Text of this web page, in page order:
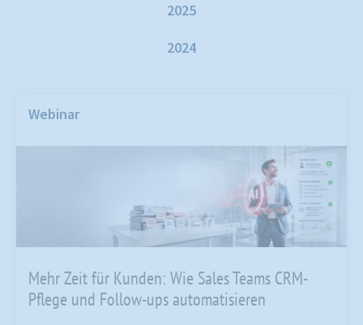
2025
2024
Webinar
Mehr Zeit für Kunden: Wie Sales Teams CRM-
Pflege und Follow-ups automatisieren